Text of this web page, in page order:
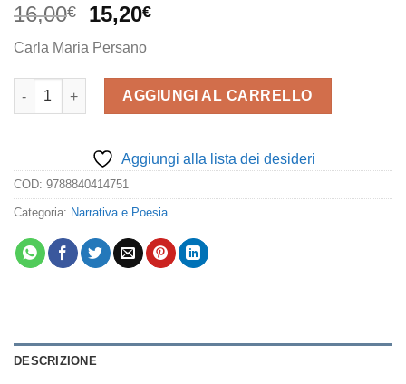
16,00€
Il
originale
era:
16,00€.
15,20€Il
è:
15,20€.
Carla Maria Persano
Manutenzione della felicità di una milanese oziosa quantità
AGGIUNGI AL CARRELLO
Aggiungi alla lista dei desideri
COD: 9788840414751
Categoria: Narrativa e Poesia
DESCRIZIONE